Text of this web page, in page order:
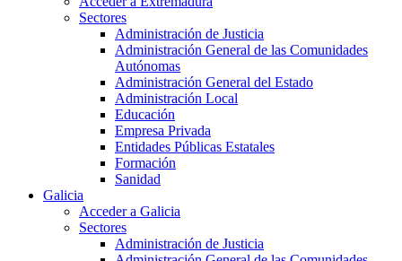
Sectores
Administración de Justicia
Administración General de las Comunidades
Autónomas
Administración General del Estado
Administración Local
Educación
Empresa Privada
Entidades Públicas Estatales
Formación
Sanidad
Galicia
Acceder a Galicia
Sectores
Administración de Justicia